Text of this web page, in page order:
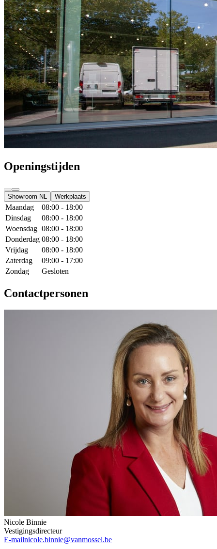
Openingstijden
Showroom NL Werkplaats
Maandag
08:00 - 18:00
Dinsdag
08:00 - 18:00
Woensdag 08:00 - 18:00
Donderdag 08:00 - 18:00
Vrijdag
08:00 - 18:00
Zaterdag
09:00 - 17:00
Zondag
Gesloten
Contactpersonen
Nicole Binnie
Vestigingsdirecteur
E-mailnicole.binnie@vanmossel.be